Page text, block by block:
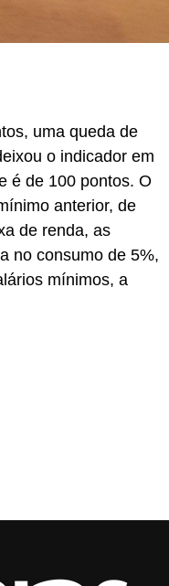
uma queda de
o indicador em
é de 100 pontos. O
anterior, de
de renda, as
no consumo de 5%,
mínimos, a